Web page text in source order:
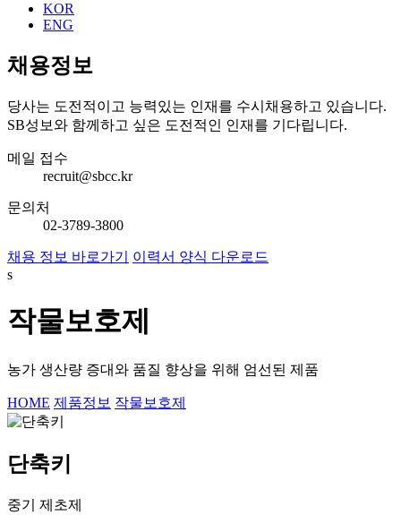
KOR
ENG
채용정보
당사는 도전적이고 능력있는 인재를 수시채용하고 있습니다.
SB성보와 함께하고 싶은 도전적인 인재를 기다립니다.
메일 접수
recruit@sbcc.kr
문의처
02-3789-3800
채용 정보 바로가기
이력서 양식 다운로드
s
작물보호제
농가 생산량 증대와 품질 향상을 위해 엄선된 제품
HOME 제품정보 작물보호제
단축키
중기 제초제